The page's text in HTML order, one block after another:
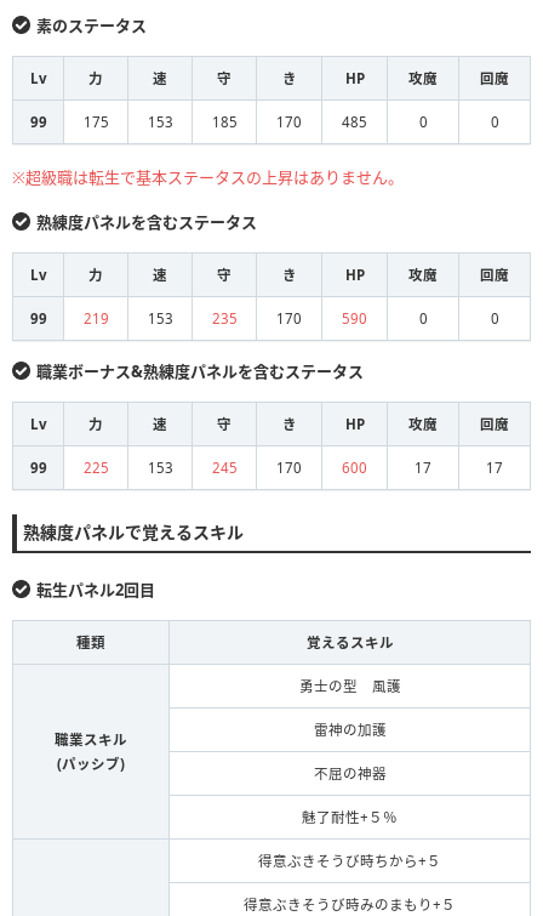
素のステータス
Lv 力 速 守 き HP 攻魔 回魔
99 175 153 185 170 485 0 0
※超級職は転生で基本ステータスの上昇はありません。
熟練度パネルを含むステータス
Lv 力 速 守 き HP 攻魔 回魔
99 219 153 235 170 590 0 0
職業ボーナス&熟練度パネルを含むステータス
Lv 力 速 守 き HP 攻魔 回魔
99 225 153 245 170 600 17 17
熟練度パネルで覚えるスキル
転生パネル2回目
種類 覚えるスキル
職業スキル
(パッシブ)
勇士の型 風護
雷神の加護
不屈の神器
魅了耐性+５％
得意ぶきそうび時ちから+５
得意ぶきそうび時みのまもり+５